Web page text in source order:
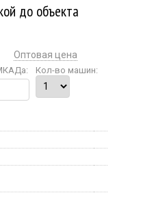
до объекта
Оптовая цена
Кол-во машин: